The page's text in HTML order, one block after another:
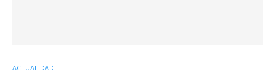
ACTUALIDAD